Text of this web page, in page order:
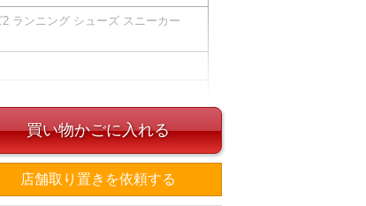
ランニング シューズ スニーカー
買い物かごに入れる
店舗取り置きを依頼する